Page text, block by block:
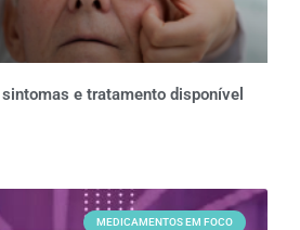
e tratamento disponível
MEDICAMENTOS EM FOCO